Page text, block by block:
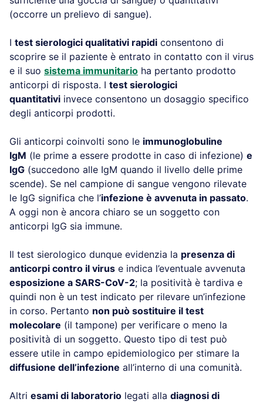
(occorre un prelievo di sangue).
I test sierologici qualitativi rapidi consentono di
scoprire se il paziente è entrato in contatto con il virus
e il suo sistema immunitario ha pertanto prodotto
anticorpi di risposta. I test sierologici
quantitativi invece consentono un dosaggio specifico
degli anticorpi prodotti.
Gli anticorpi coinvolti sono le immunoglobuline
IgM (le prime a essere prodotte in caso di infezione) e
IgG (succedono alle IgM quando il livello delle prime
scende). Se nel campione di sangue vengono rilevate
le IgG significa che l’infezione è avvenuta in passato.
A oggi non è ancora chiaro se un soggetto con
anticorpi IgG sia immune.
Il test sierologico dunque evidenzia la presenza di
anticorpi contro il virus e indica l’eventuale avvenuta
esposizione a SARS-CoV-2; la positività è tardiva e
quindi non è un test indicato per rilevare un’infezione
in corso. Pertanto non può sostituire il test
molecolare (il tampone) per verificare o meno la
positività di un soggetto. Questo tipo di test può
essere utile in campo epidemiologico per stimare la
diffusione dell’infezione all’interno di una comunità.
Altri esami di laboratorio legati alla diagnosi di